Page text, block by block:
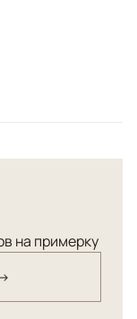
"ANSY" в
плотность
на примерку